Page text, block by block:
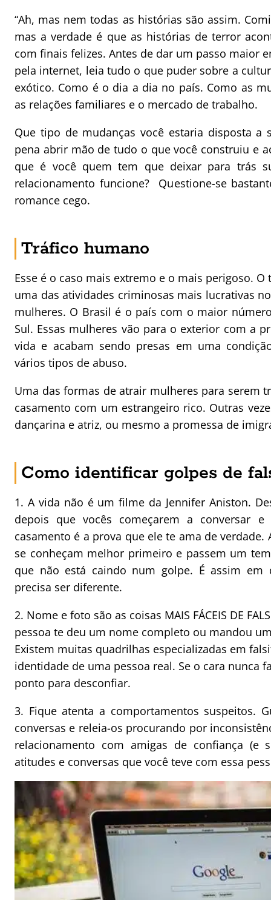
“Ah, mas nem todas as histórias são assim.
mas a verdade é que as histórias de terror
com finais felizes. Antes de dar um passo maior
pela internet, leia tudo o que puder sobre a
exótico. Como é o dia a dia no país. Como as
as relações familiares e o mercado de trabalho.
Que tipo de mudanças você estaria disposta a
pena abrir mão de tudo o que você construiu e
que é você quem tem que deixar para trás
relacionamento funcione? Questione-se
romance cego.
Tráfico humano
Esse é o caso mais extremo e o mais perigoso.
uma das atividades criminosas mais lucrativas
mulheres. O Brasil é o país com o maior
Sul. Essas mulheres vão para o exterior com a
vida e acabam sendo presas em uma
vários tipos de abuso.
Uma das formas de atrair mulheres para serem
casamento com um estrangeiro rico. Outras
dançarina e atriz, ou mesmo a promessa de
Como identificar golpes de
1. A vida não é um filme da Jennifer Aniston.
depois que vocês começarem a conversar
casamento é a prova que ele te ama de
se conheçam melhor primeiro e passem um
que não está caindo num golpe. É assim em
precisa ser diferente.
2. Nome e foto são as coisas MAIS FÁCEIS DE
pessoa te deu um nome completo ou mandou
Existem muitas quadrilhas especializadas em
identidade de uma pessoa real. Se o cara nunca
ponto para desconfiar.
3. Fique atenta a comportamentos suspeitos.
conversas e releia-os procurando por
relacionamento com amigas de confiança (e
atitudes e conversas que você teve com essa